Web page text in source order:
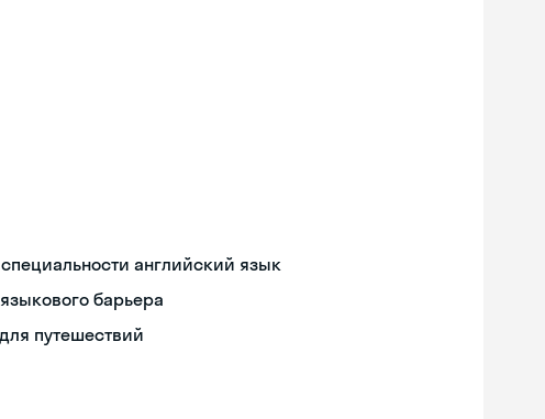
английский язык
барьера
путешествий